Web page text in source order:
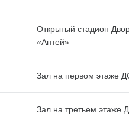
Открытый стадион
«Антей»
Зал на первом этаже
Зал на третьем этаже